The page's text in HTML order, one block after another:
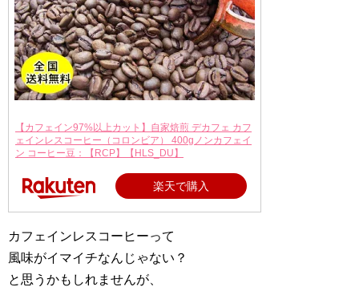
【カフェイン97%以上カット】自家焙煎 デカフェ カフ
ェインレスコーヒー（コロンビア） 400gノンカフェイ
ン コーヒー豆：【RCP】【HLS_DU】
楽天で購入
カフェインレスコーヒーって
風味がイマイチなんじゃない？
と思うかもしれませんが、